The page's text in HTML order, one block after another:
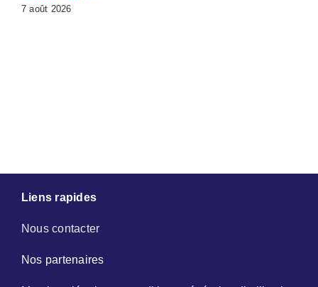
7 août 2026
Liens rapides
Nous contacter
Nos partenaires